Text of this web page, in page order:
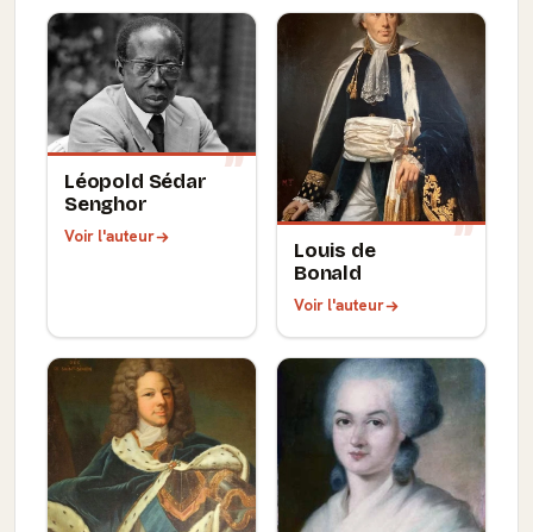
Léopold Sédar
Senghor
Voir l'auteur
Louis de
Bonald
Voir l'auteur